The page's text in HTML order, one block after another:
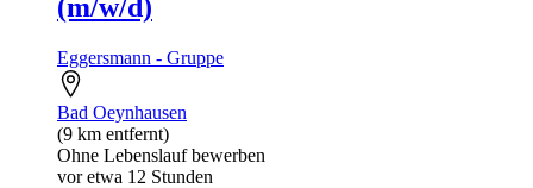
(m/w/d)
Eggersmann - Gruppe
Bad Oeynhausen
(9 km entfernt)
Ohne Lebenslauf bewerben
vor etwa 12 Stunden